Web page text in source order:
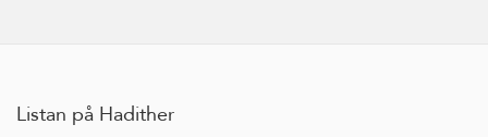
Listan på Hadither